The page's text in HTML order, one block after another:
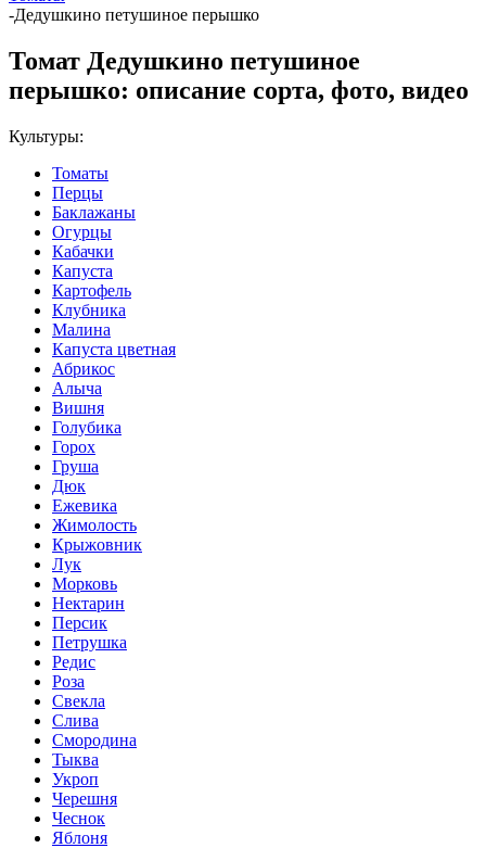
-Дедушкино петушиное перышко
Томат Дедушкино петушиное
перышко: описание сорта, фото, видео
Культуры:
Томаты
Перцы
Баклажаны
Огурцы
Кабачки
Капуста
Картофель
Клубника
Малина
Капуста цветная
Абрикос
Алыча
Вишня
Голубика
Горох
Груша
Дюк
Ежевика
Жимолость
Крыжовник
Лук
Морковь
Нектарин
Персик
Петрушка
Редис
Роза
Свекла
Слива
Смородина
Тыква
Укроп
Черешня
Чеснок
Яблоня